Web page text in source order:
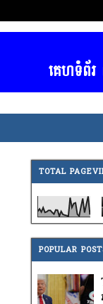
គេហទំព័រ ព័ត៌
TOTAL
POPULAR